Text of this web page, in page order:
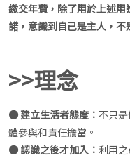
繳交年費，除了用於上述
諾，意識到自己是主人，不
>>理念
● 建立生活者態度： 不只
體參與和責任擔當。
● 認識之後才加入： 利用